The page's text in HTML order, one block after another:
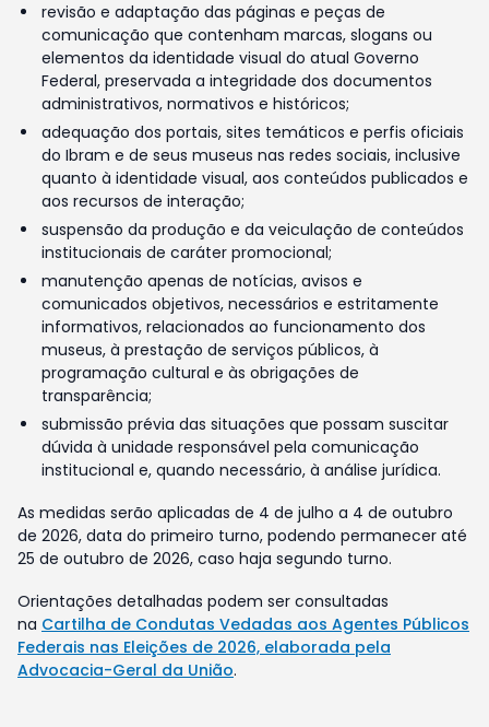
revisão e adaptação das páginas e peças de
comunicação que contenham marcas, slogans ou
elementos da identidade visual do atual Governo
Federal, preservada a integridade dos documentos
administrativos, normativos e históricos;
adequação dos portais, sites temáticos e perfis oficiais
do Ibram e de seus museus nas redes sociais, inclusive
quanto à identidade visual, aos conteúdos publicados e
aos recursos de interação;
suspensão da produção e da veiculação de conteúdos
institucionais de caráter promocional;
manutenção apenas de notícias, avisos e
comunicados objetivos, necessários e estritamente
informativos, relacionados ao funcionamento dos
museus, à prestação de serviços públicos, à
programação cultural e às obrigações de
transparência;
submissão prévia das situações que possam suscitar
dúvida à unidade responsável pela comunicação
institucional e, quando necessário, à análise jurídica.
As medidas serão aplicadas de 4 de julho a 4 de outubro
de 2026, data do primeiro turno, podendo permanecer até
25 de outubro de 2026, caso haja segundo turno.
Orientações detalhadas podem ser consultadas
na Cartilha de Condutas Vedadas aos Agentes Públicos
Federais nas Eleições de 2026, elaborada pela
Advocacia-Geral da União.